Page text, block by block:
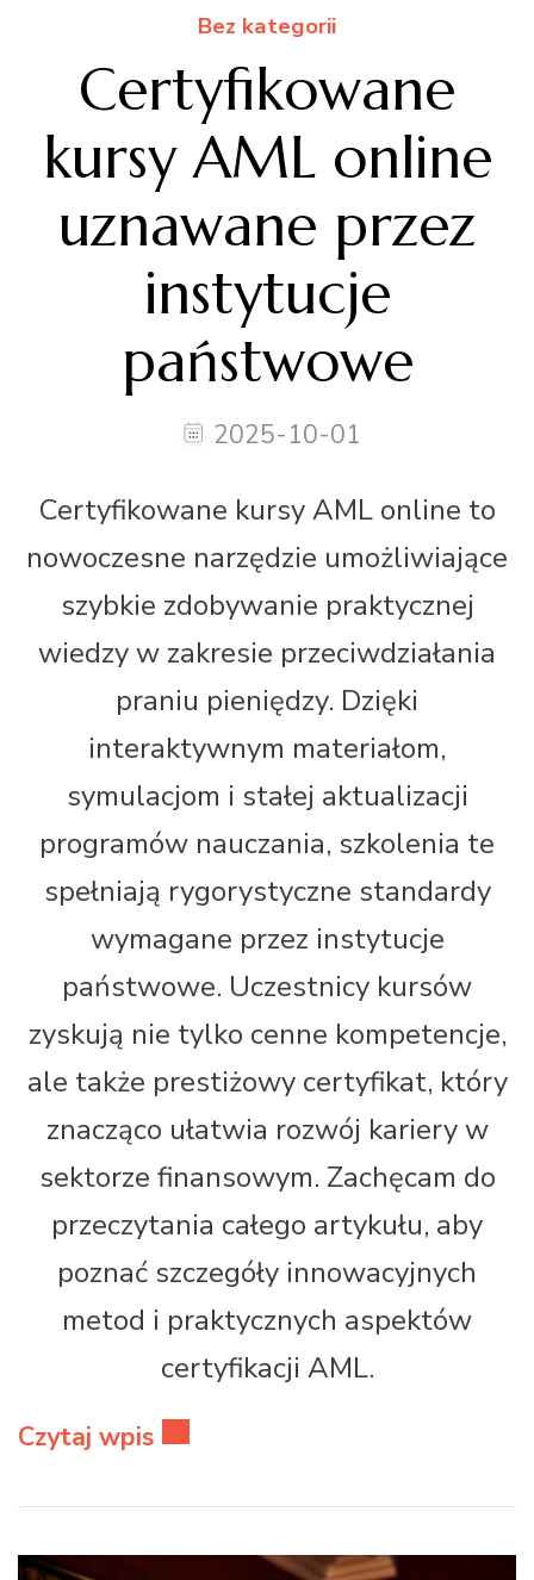
Bez kategorii
Certyfikowane
kursy AML online
uznawane przez
instytucje
państwowe
2025-10-01
Certyfikowane kursy AML online to
nowoczesne narzędzie umożliwiające
szybkie zdobywanie praktycznej
wiedzy w zakresie przeciwdziałania
praniu pieniędzy. Dzięki
interaktywnym materiałom,
symulacjom i stałej aktualizacji
programów nauczania, szkolenia te
spełniają rygorystyczne standardy
wymagane przez instytucje
państwowe. Uczestnicy kursów
zyskują nie tylko cenne kompetencje,
ale także prestiżowy certyfikat, który
znacząco ułatwia rozwój kariery w
sektorze finansowym. Zachęcam do
przeczytania całego artykułu, aby
poznać szczegóły innowacyjnych
metod i praktycznych aspektów
certyfikacji AML.
Czytaj wpis